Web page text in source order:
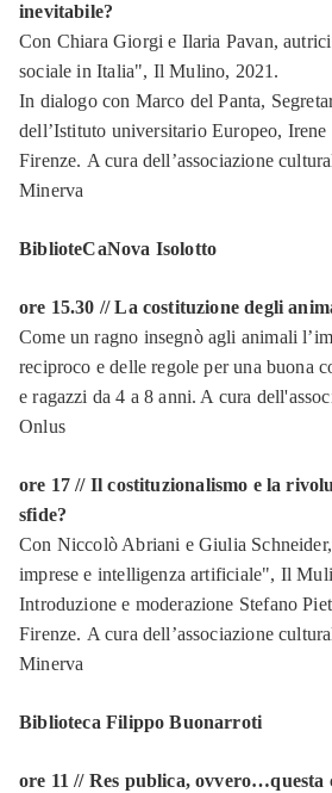
inevitabile?
Con Chiara Giorgi e Ilaria Pavan,
sociale in Italia", Il Mulino, 2021.
In dialogo con Marco del Panta,
dell’Istituto universitario Europeo,
Firenze. A cura dell’associazione
Minerva
BiblioteCaNova Isolotto
ore 15.30 // La costituzione degli
Come un ragno insegnò agli animali
reciproco e delle regole per una buona
e ragazzi da 4 a 8 anni. A cura
Onlus
ore 17 // Il costituzionalismo e la
sfide?
Con Niccolò Abriani e Giulia
imprese e intelligenza artificiale", Il
Introduzione e moderazione Stefano
Firenze. A cura dell’associazione
Minerva
Biblioteca Filippo Buonarroti
ore 11 // Res publica, ovvero…questa